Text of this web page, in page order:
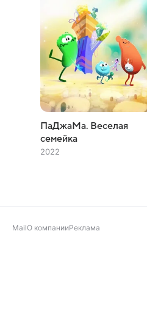
ПаДжаМа. Веселая
семейка
2022
MailО компанииРеклама